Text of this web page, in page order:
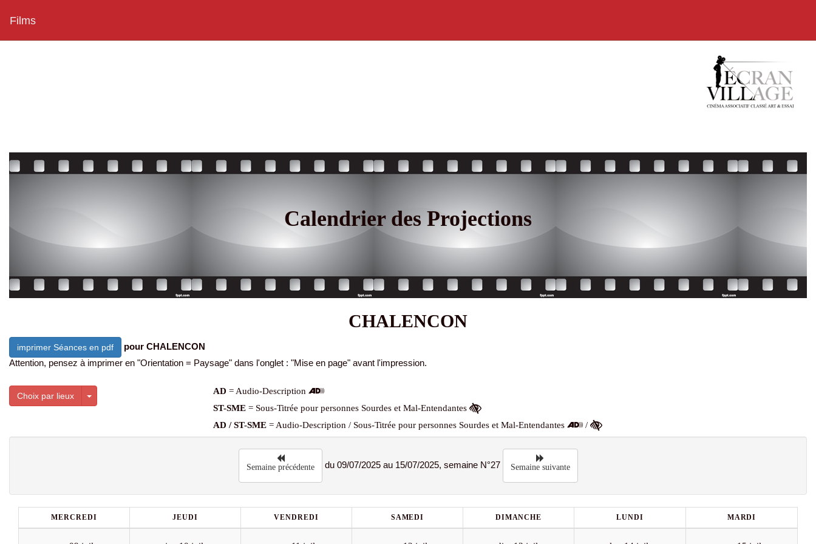
Films
Calendrier des Projections
CHALENCON
imprimer Séances en pdf
pour CHALENCON
Attention, pensez à imprimer en "Orientation = Paysage" dans l'onglet : "Mise en page" avant l'impression.
Choix par lieux Toggle Dropdown AD = Audio-Description
ST-SME = Sous-Titrée pour personnes Sourdes et Mal-Entendantes
AD / ST-SME = Audio-Description / Sous-Titrée pour personnes Sourdes et Mal-Entendantes /
Semaine précédente du 09/07/2025 au 15/07/2025, semaine N°27 Semaine suivante
MERCREDI JEUDI VENDREDI SAMEDI DIMANCHE LUNDI MARDI